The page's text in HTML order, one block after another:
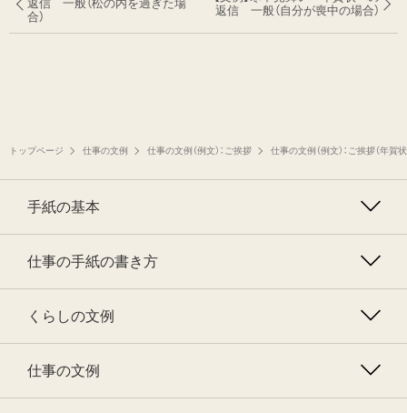
返信 一般 （松の内を過ぎた場
合）
返信 一般 （自分が喪中の場合）
トップページ 仕事の文例 仕事の文例（例文）：ご挨拶 仕事の文例（例文）：ご挨拶（年賀
手紙の基本
仕事の手紙の書き方
くらしの文例
仕事の文例